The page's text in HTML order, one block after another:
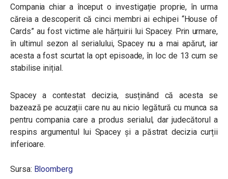
Compania chiar a început o investigație proprie, în urma
căreia a descoperit că cinci membri ai echipei “House of
Cards” au fost victime ale hărțuirii lui Spacey. Prin urmare,
în ultimul sezon al serialului, Spacey nu a mai apărut, iar
acesta a fost scurtat la opt episoade, în loc de 13 cum se
stabilise inițial.
Spacey a contestat decizia, susținând că acesta se
bazează pe acuzații care nu au nicio legătură cu munca sa
pentru compania care a produs serialul, dar judecătorul a
respins argumentul lui Spacey și a păstrat decizia curții
inferioare.
Sursa: Bloomberg